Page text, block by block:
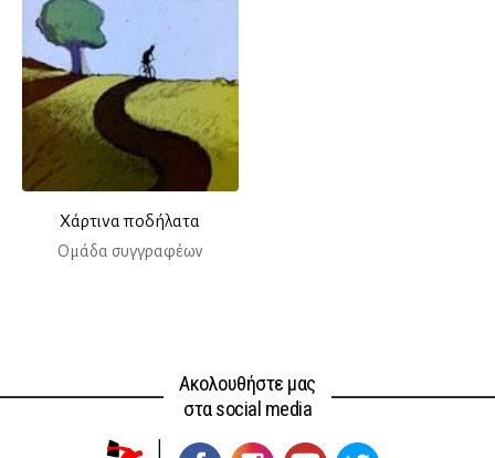
Χάρτινα ποδήλατα
Ομάδα συγγραφέων
Ακολουθήστε μας
στα social media